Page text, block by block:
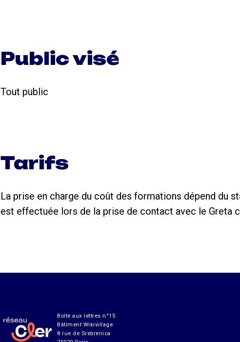
Public visé
Tout public
Tarifs
La prise en charge du coût des formations dépend du
est effectuée lors de la prise de contact avec le Greta
Boîte aux lettres n°15
Bâtiment Wikivillage
8 rue de Srebrenica